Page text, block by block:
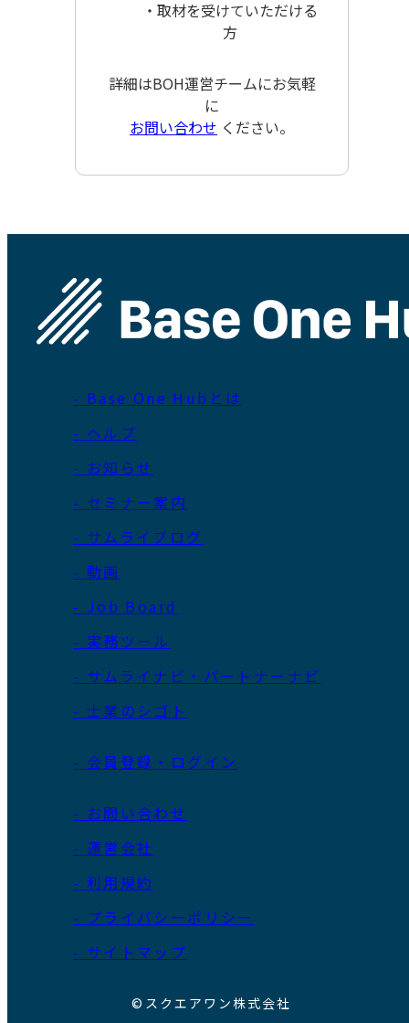
・取材を受けていただける
方
詳細はBOH運営チームにお気軽
に
お問い合わせ ください。
- Base One Hubとは
- ヘルプ
- お知らせ
- セミナー案内
- サムライブログ
- 動画
- Job Board
- 実務ツール
- サムライナビ・パートナーナビ
- 士業のシゴト
- 会員登録・ログイン
- お問い合わせ
- 運営会社
- 利用規約
- プライバシーポリシー
- サイトマップ
©スクエアワン株式会社